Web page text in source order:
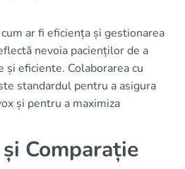
ar fi eficiența și gestionarea
nevoia pacienților de a
și eficiente. Colaborarea cu
standardul pentru a asigura
și pentru a maximiza
Comparație